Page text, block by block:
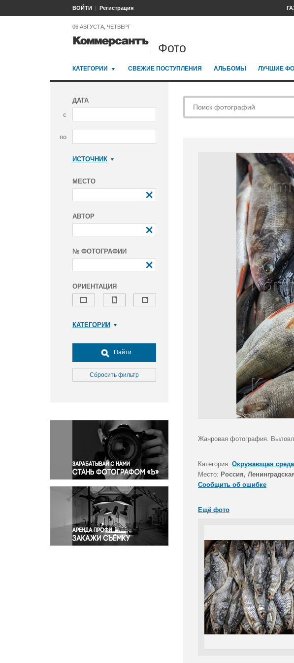
ВОЙТИ Регистрация
06 АВГУСТА, ЧЕТВЕРГ
Фото
КАТЕГОРИИ СВЕЖИЕ ПОСТУПЛЕНИЯ АЛЬБОМЫ ЛУЧШИЕ
ДАТА
с
по
ИСТОЧНИК
МЕСТО
АВТОР
№ ФОТОГРАФИИ
ОРИЕНТАЦИЯ
КАТЕГОРИИ
Досуг, туризм и отдых
Культура
Медицина
Окружающая среда
Политика
Правосудие
Происшествия и конфликты
Религия
Светская жизнь
Спорт
Экология
Экономика и бизнес
Найти
Сбросить фильтр
Жанровая фотография.
Категория: Окружающая среда
Место: Россия,
Сообщить об ошибке
Ещё фото